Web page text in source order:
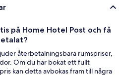
på Home Hotel Post och få
återbetalningsbara rumspriser,
Om du har bokat ett fullt
kan detta avbokas fram till några